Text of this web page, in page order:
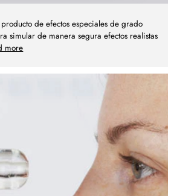
de efectos especiales de grado
simular de manera segura efectos realistas
more